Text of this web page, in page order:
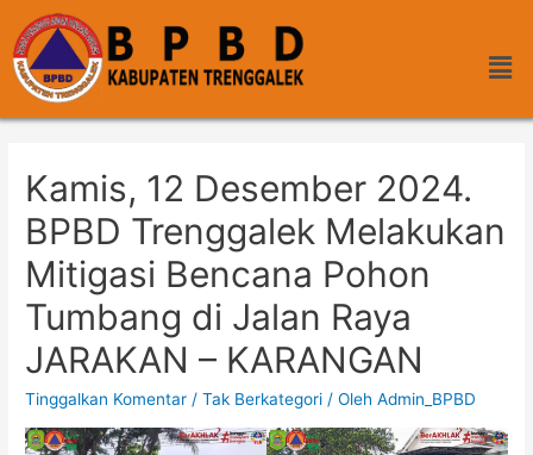
Kamis, 12 Desember 2024.
BPBD Trenggalek Melakukan
Mitigasi Bencana Pohon
Tumbang di Jalan Raya
JARAKAN – KARANGAN
Tinggalkan Komentar /Tak Berkategori / OlehAdmin_BPBD